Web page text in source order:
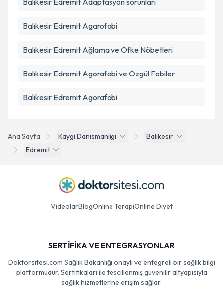
Ana Sayfa Kaygi Danismanligi
Balıkesir
Edremit
Balıkesir Edremit Adaptasyon sorunları
Balıkesir Edremit Agarofobi
Balıkesir Edremit Ağlama ve Öfke Nöbetleri
Balıkesir Edremit Agorafobi ve Özgül Fobiler
Balıkesir Edremit Agorafobi
VideolarBlogOnline TerapiOnline Diyet
SERTİFİKA VE ENTEGRASYONLAR
Doktorsitesi.com Sağlık Bakanlığı onaylı ve entegreli bir sağlık bilgi
platformudur. Sertifikaları ile tescillenmiş güvenilir altyapısıyla
sağlık hizmetlerine erişim sağlar.